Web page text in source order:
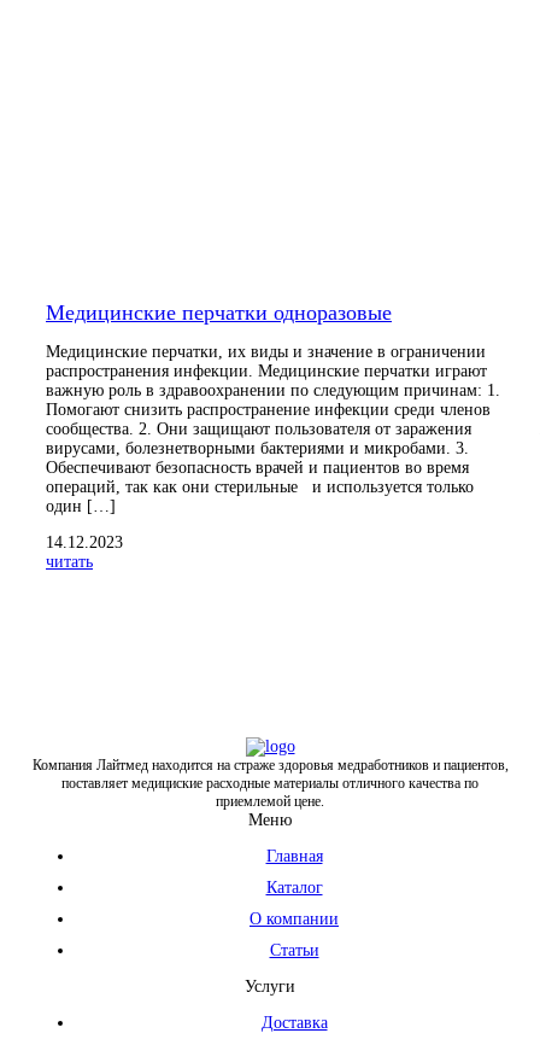
Медицинские перчатки одноразовые
Медицинские перчатки, их виды и значение в ограничении
распространения инфекции. Медицинские перчатки играют
важную роль в здравоохранении по следующим причинам: 1.
Помогают снизить распространение инфекции среди членов
сообщества. 2. Они защищают пользователя от заражения
вирусами, болезнетворными бактериями и микробами. 3.
Обеспечивают безопасность врачей и пациентов во время
операций, так как они стерильные и используется только
один […]
14.12.2023
читать
Компания Лайтмед находится на страже здоровья медработников и пациентов,
поставляет медициские расходные материалы отличного качества по
приемлемой цене.
Меню
Главная
Каталог
О компании
Статьи
Услуги
Доставка